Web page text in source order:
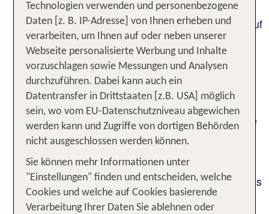
2.1 Der Couponcode ist nach Erhalt 24 Stunden
gültig und ist durch Eingabe im Couponcodefeld auf
www.tui.comoder in allen Reisebüros mit TUI
Agentur gegen Vorlage des Couponcodes
einlösbar.
2.2 Der Couponcode gilt für Reisebuchungen mit
den Veranstaltermarken TUI, airtours und ltur (X-
Marken sind von der Aktion ausgeschlossen sowie
die Hotelmarke ROBINSON) mit einer
Mindestreisedauer von 3 Nächten und nur für
Reisen im Zeitraum vom 30.07.2026 bis
30.04.2027(Die Ankunft am Endflughafen muss bis
24 Uhr erfolgen).
Technologien verwenden und personenbezogene
Daten [z. B. IP-Adresse] von Ihnen erheben und
verarbeiten, um Ihnen auf oder neben unserer
Webseite personalisierte Werbung und Inhalte
vorzuschlagen sowie Messungen und Analysen
durchzuführen. Dabei kann auch ein
Datentransfer in Drittstaaten [z.B. USA] möglich
sein, wo vom EU-Datenschutzniveau abgewichen
werden kann und Zugriffe von dortigen Behörden
nicht ausgeschlossen werden können.
Sie können mehr Informationen unter
"Einstellungen" finden und entscheiden, welche
Cookies und welche auf Cookies basierende
Verarbeitung Ihrer Daten Sie ablehnen oder